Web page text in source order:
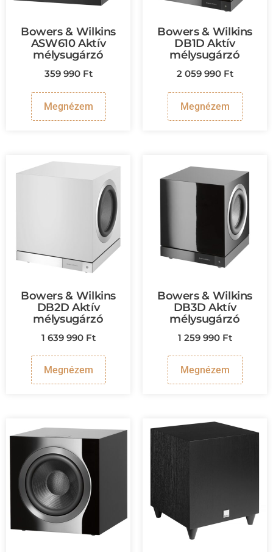
Bowers & Wilkins
ASW610 Aktív
mélysugárzó
359 990 Ft
Megnézem
Bowers & Wilkins
DB1D Aktív
mélysugárzó
2 059 990 Ft
Megnézem
Bowers & Wilkins
DB2D Aktív
mélysugárzó
1 639 990 Ft
Megnézem
Bowers & Wilkins
DB3D Aktív
mélysugárzó
1 259 990 Ft
Megnézem